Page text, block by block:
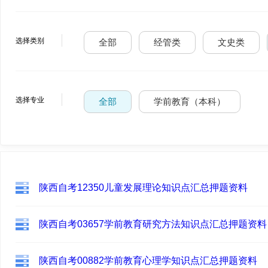
选择类别 全部 经管类 文史类
选择专业 全部 学前教育（本科）
陕西自考12350儿童发展理论知识点汇总押题资料
陕西自考03657学前教育研究方法知识点汇总押题资料
陕西自考00882学前教育心理学知识点汇总押题资料